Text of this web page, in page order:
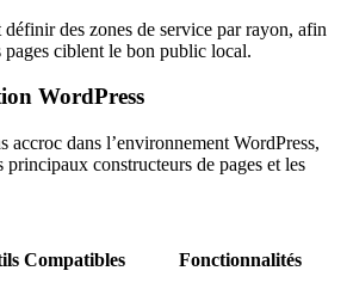
des zones de service par rayon, afin
pages ciblent le bon public local.
WordPress
accroc dans l’environnement WordPress,
principaux constructeurs de pages et les
Compatibles Fonctionnalités